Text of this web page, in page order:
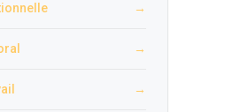
→
→
→